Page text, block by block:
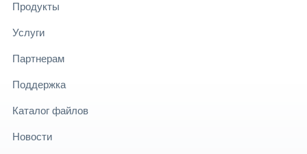
Продукты
Услуги
Партнерам
Поддержка
Каталог файлов
Новости